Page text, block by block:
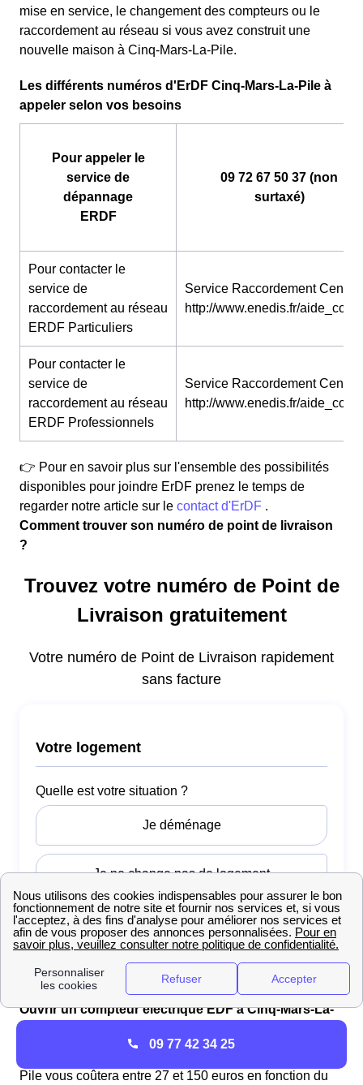
mise en service, le changement des compteurs ou le
raccordement au réseau si vous avez construit une
nouvelle maison à Cinq-Mars-La-Pile.
Les différents numéros d'ErDF Cinq-Mars-La-Pile à
appeler selon vos besoins
Pour appeler le
service de
dépannage
ERDF
09 72 67 50 37 (non
surtaxé)
Pour contacter le
service de
raccordement au réseau
ERDF Particuliers
Service Raccordement Centre
http://www.enedis.fr/
Pour contacter le
service de
raccordement au réseau
ERDF Professionnels
Service Raccordement Centre
http://www.enedis.fr/
👉 Pour en savoir plus sur l'ensemble des possibilités
disponibles pour joindre ErDF prenez le temps de
regarder notre article sur le contact d'ErDF .
Comment trouver son numéro de point de livraison
?
Ouvrir un compteur électrique EDF à Cinq-Mars-La-
Pile vous coûtera entre 27 et 150 euros en fonction du
09 77 42 34 25